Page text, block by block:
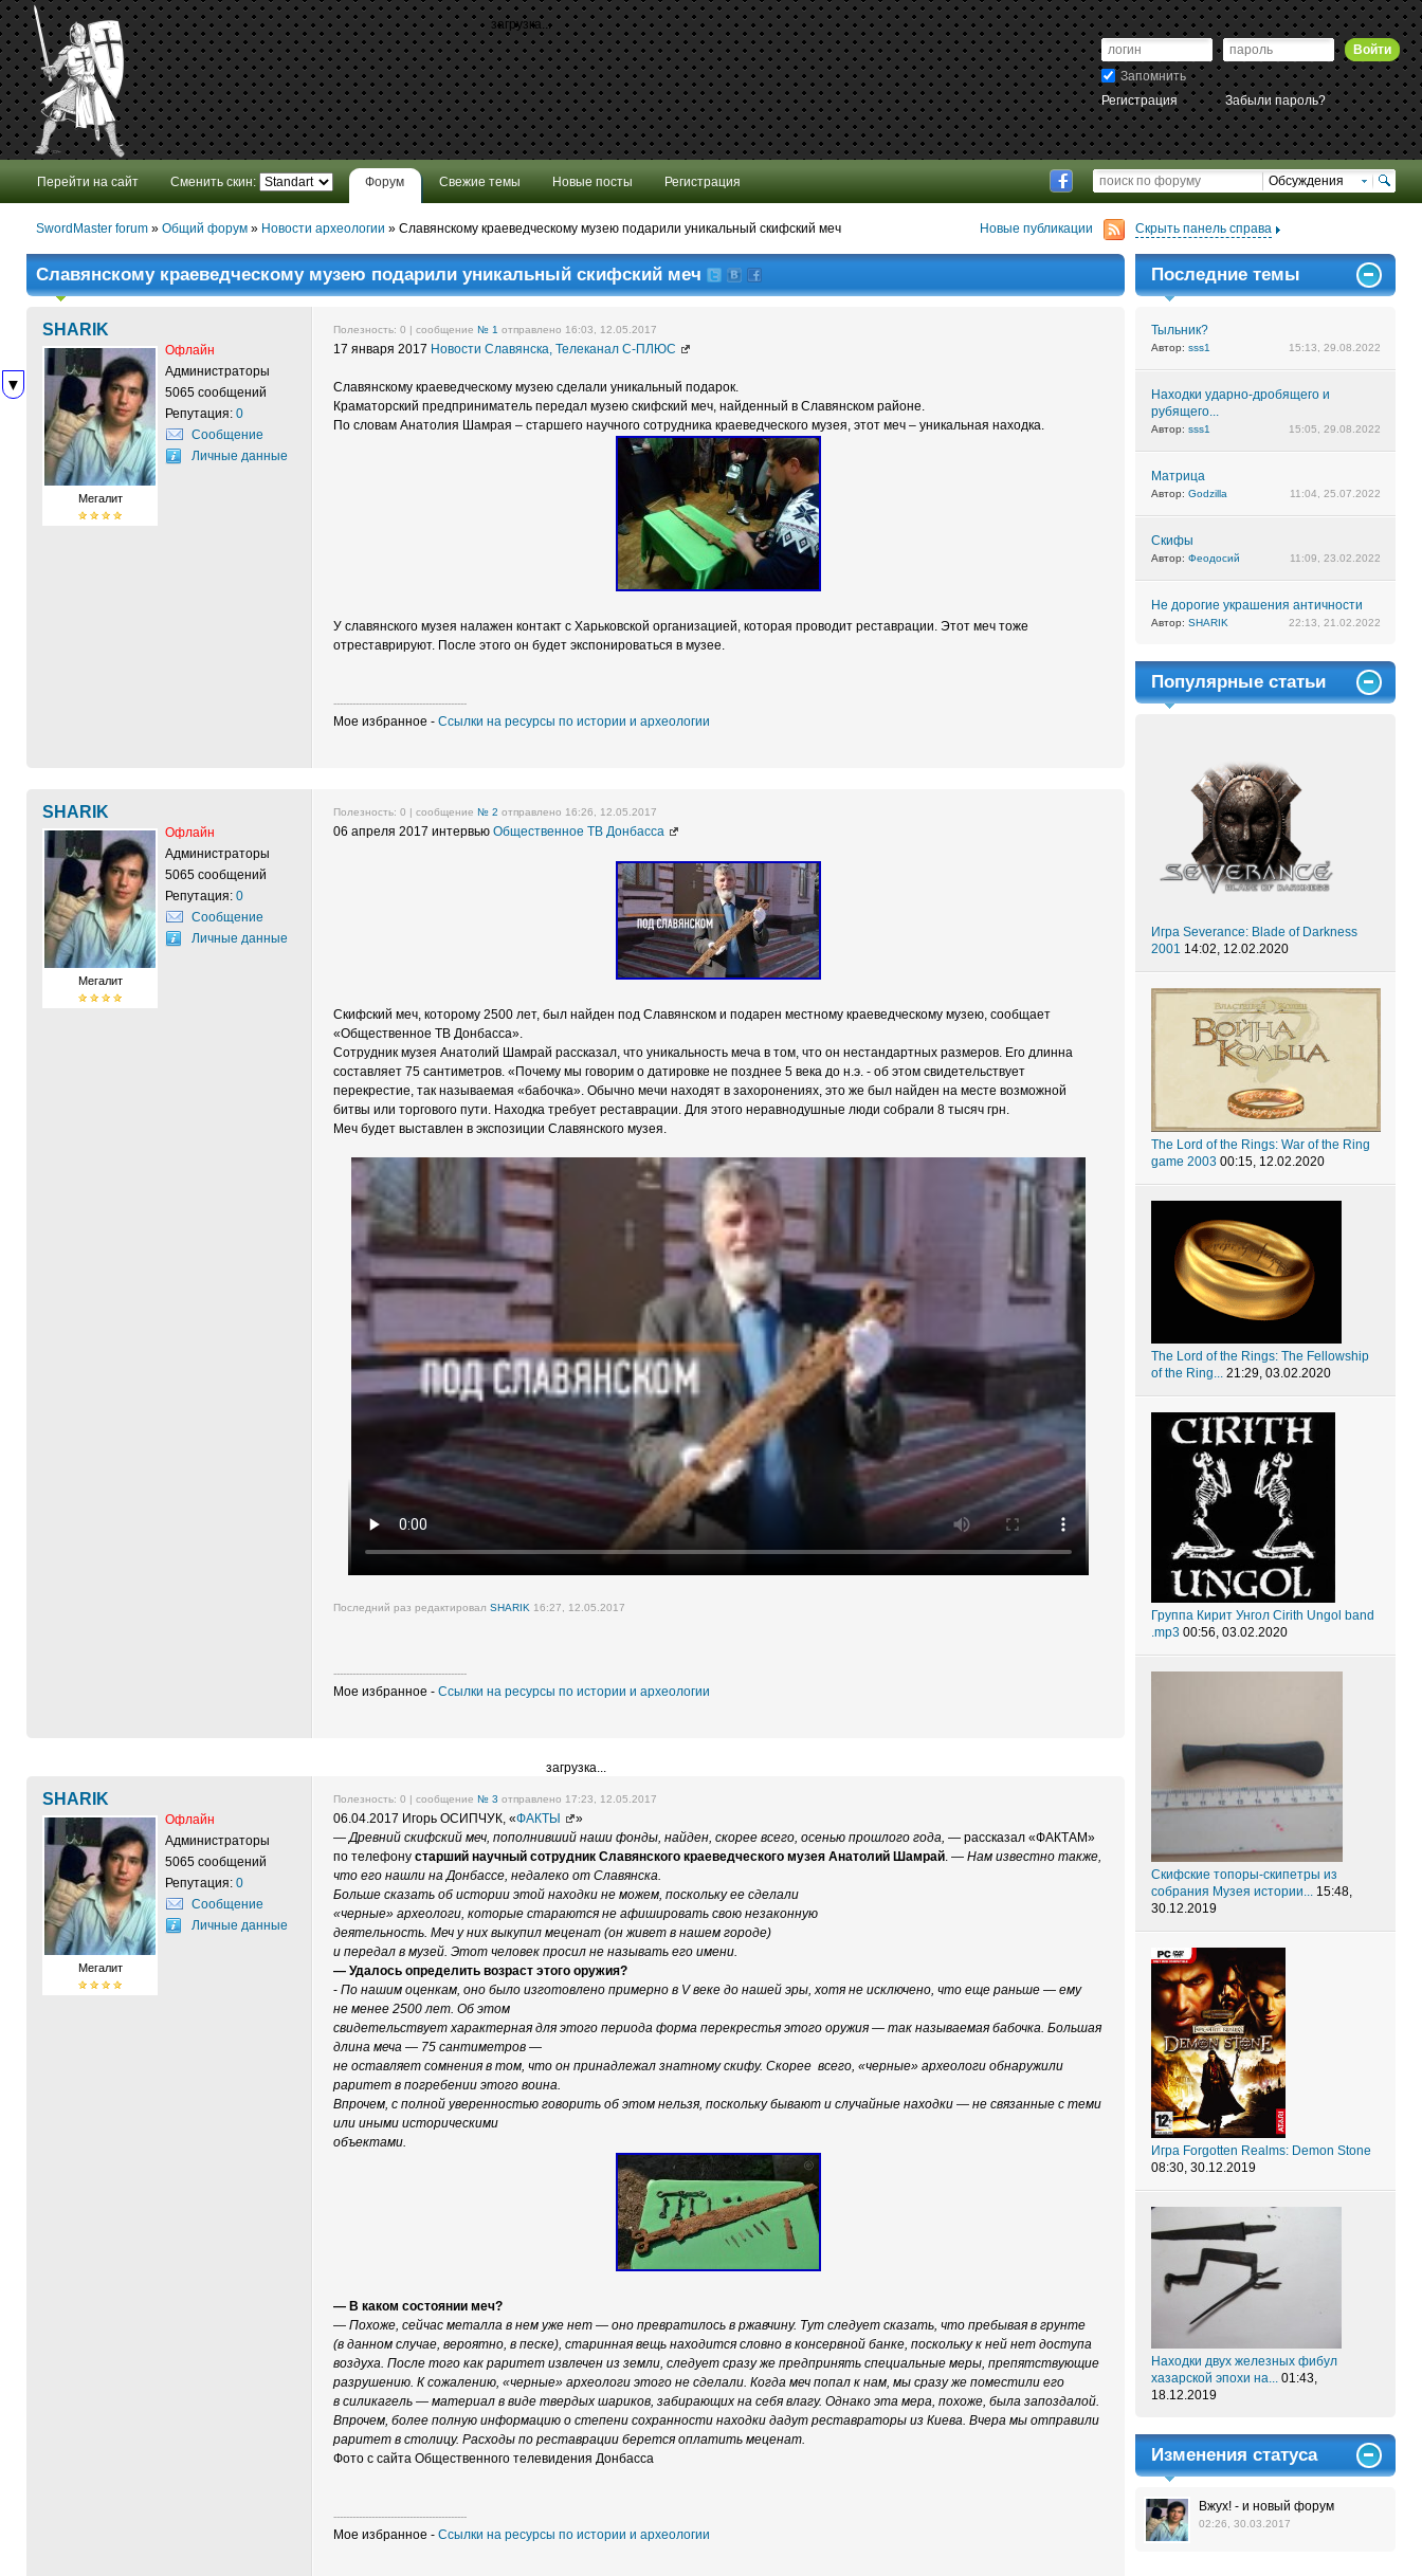
загрузка...
Перейти на сайт Сменить скин: Форум Свежие темы Новые посты Регистрация
Войти
Запомнить
Регистрация
Забыли пароль?
Обсуждения
SwordMaster forum » Общий форум » Новости археологии » Славянскому краеведческому музею подарили уникальный скифский меч Новые публикации Скрыть панель справа
Славянскому краеведческому музею подарили уникальный скифский меч
SHARIK
Мегалит
Офлайн
Администраторы
5065 сообщений
Репутация: 0
Сообщение
Личные данные
Полезность: 0 | сообщение № 1 отправлено 16:03, 12.05.2017
17 января 2017 Новости Славянска, Телеканал С-ПЛЮС
Славянскому краеведческому музею сделали уникальный подарок.
Краматорский предприниматель передал музею скифский меч, найденный в Славянском районе.
По словам Анатолия Шамрая – старшего научного сотрудника краеведческого музея, этот меч – уникальная находка.
У славянского музея налажен контакт с Харьковской организацией, которая проводит реставрации. Этот меч тоже
отреставрируют. После этого он будет экспонироваться в музее.
------------------------------------------
Мое избранное - Ссылки на ресурсы по истории и археологии
SHARIK
Мегалит
Офлайн
Администраторы
5065 сообщений
Репутация: 0
Сообщение
Личные данные
Полезность: 0 | сообщение № 2 отправлено 16:26, 12.05.2017
06 апреля 2017 интервью Общественное ТВ Донбасса
Скифский меч, которому 2500 лет, был найден под Славянском и подарен местному краеведческому музею, сообщает
«Общественное ТВ Донбасса».
Сотрудник музея Анатолий Шамрай рассказал, что уникальность меча в том, что он нестандартных размеров. Его длинна
составляет 75 сантиметров. «Почему мы говорим о датировке не позднее 5 века до н.э. - об этом свидетельствует
перекрестие, так называемая «бабочка». Обычно мечи находят в захоронениях, это же был найден на месте возможной
битвы или торгового пути. Находка требует реставрации. Для этого неравнодушные люди собрали 8 тысяч грн.
Меч будет выставлен в экспозиции Славянского музея.
Последний раз редактировал SHARIK 16:27, 12.05.2017
------------------------------------------
Мое избранное - Ссылки на ресурсы по истории и археологии
загрузка...
SHARIK
Мегалит
Офлайн
Администраторы
5065 сообщений
Репутация: 0
Сообщение
Личные данные
Полезность: 0 | сообщение № 3 отправлено 17:23, 12.05.2017
06.04.2017 Игорь ОСИПЧУК, «ФАКТЫ
»
— Древний скифский меч, пополнивший наши фонды, найден, скорее всего, осенью прошлого года, — рассказал «ФАКТАМ»
по телефону старший научный сотрудник Славянского краеведческого музея Анатолий Шамрай. — Нам известно также,
что его нашли на Донбассе, недалеко от Славянска.
Больше сказать об истории этой находки не можем, поскольку ее сделали
«черные» археологи, которые стараются не афишировать свою незаконную
деятельность. Меч у них выкупил меценат (он живет в нашем городе)
и передал в музей. Этот человек просил не называть его имени.
— Удалось определить возраст этого оружия?
- По нашим оценкам, оно было изготовлено примерно в V веке до нашей эры, хотя не исключено, что еще раньше — ему
не менее 2500 лет. Об этом
свидетельствует характерная для этого периода форма перекрестья этого оружия — так называемая бабочка. Большая
длина меча — 75 сантиметров —
не оставляет сомнения в том, что он принадлежал знатному скифу. Скорее всего, «черные» археологи обнаружили
раритет в погребении этого воина.
Впрочем, с полной уверенностью говорить об этом нельзя, поскольку бывают и случайные находки — не связанные с теми
или иными историческими
объектами.
— В каком состоянии меч?
— Похоже, сейчас металла в нем уже нет — оно превратилось в ржавчину. Тут следует сказать, что пребывая в грунте
(в данном случае, вероятно, в песке), старинная вещь находится словно в консервной банке, поскольку к ней нет доступа
воздуха. После того как раритет извлечен из земли, следует сразу же предпринять специальные меры, препятствующие
разрушению. К сожалению, «черные» археологи этого не сделали. Когда меч попал к нам, мы сразу же поместили его
в силикагель — материал в виде твердых шариков, забирающих на себя влагу. Однако эта мера, похоже, была запоздалой.
Впрочем, более полную информацию о степени сохранности находки дадут реставраторы из Киева. Вчера мы отправили
раритет в столицу. Расходы по реставрации берется оплатить меценат.
Фото с сайта Общественного телевидения Донбасса
------------------------------------------
Мое избранное - Ссылки на ресурсы по истории и археологии
Последние темы
Тыльник?
Автор: sss1 15:13, 29.08.2022
Находки ударно-дробящего и
рубящего...
Автор: sss1 15:05, 29.08.2022
Матрица
Автор: Godzilla 11:04, 25.07.2022
Скифы
Автор: Феодосий 11:09, 23.02.2022
Не дорогие украшения античности
Автор: SHARIK 22:13, 21.02.2022
Популярные статьи
Игра Severance: Blade of Darkness
2001 14:02, 12.02.2020
The Lord of the Rings: War of the Ring
game 2003 00:15, 12.02.2020
The Lord of the Rings: The Fellowship
of the Ring...
21:29, 03.02.2020
Группа Кирит Унгол Cirith Ungol band
.mp3 00:56, 03.02.2020
Скифские топоры-скипетры из
собрания Музея истории...
15:48,
30.12.2019
Игра Forgotten Realms: Demon Stone
08:30, 30.12.2019
Находки двух железных фибул
хазарской эпохи на...
01:43,
18.12.2019
Изменения статуса
Вжух! - и новый форум
02:26, 30.03.2017
▼